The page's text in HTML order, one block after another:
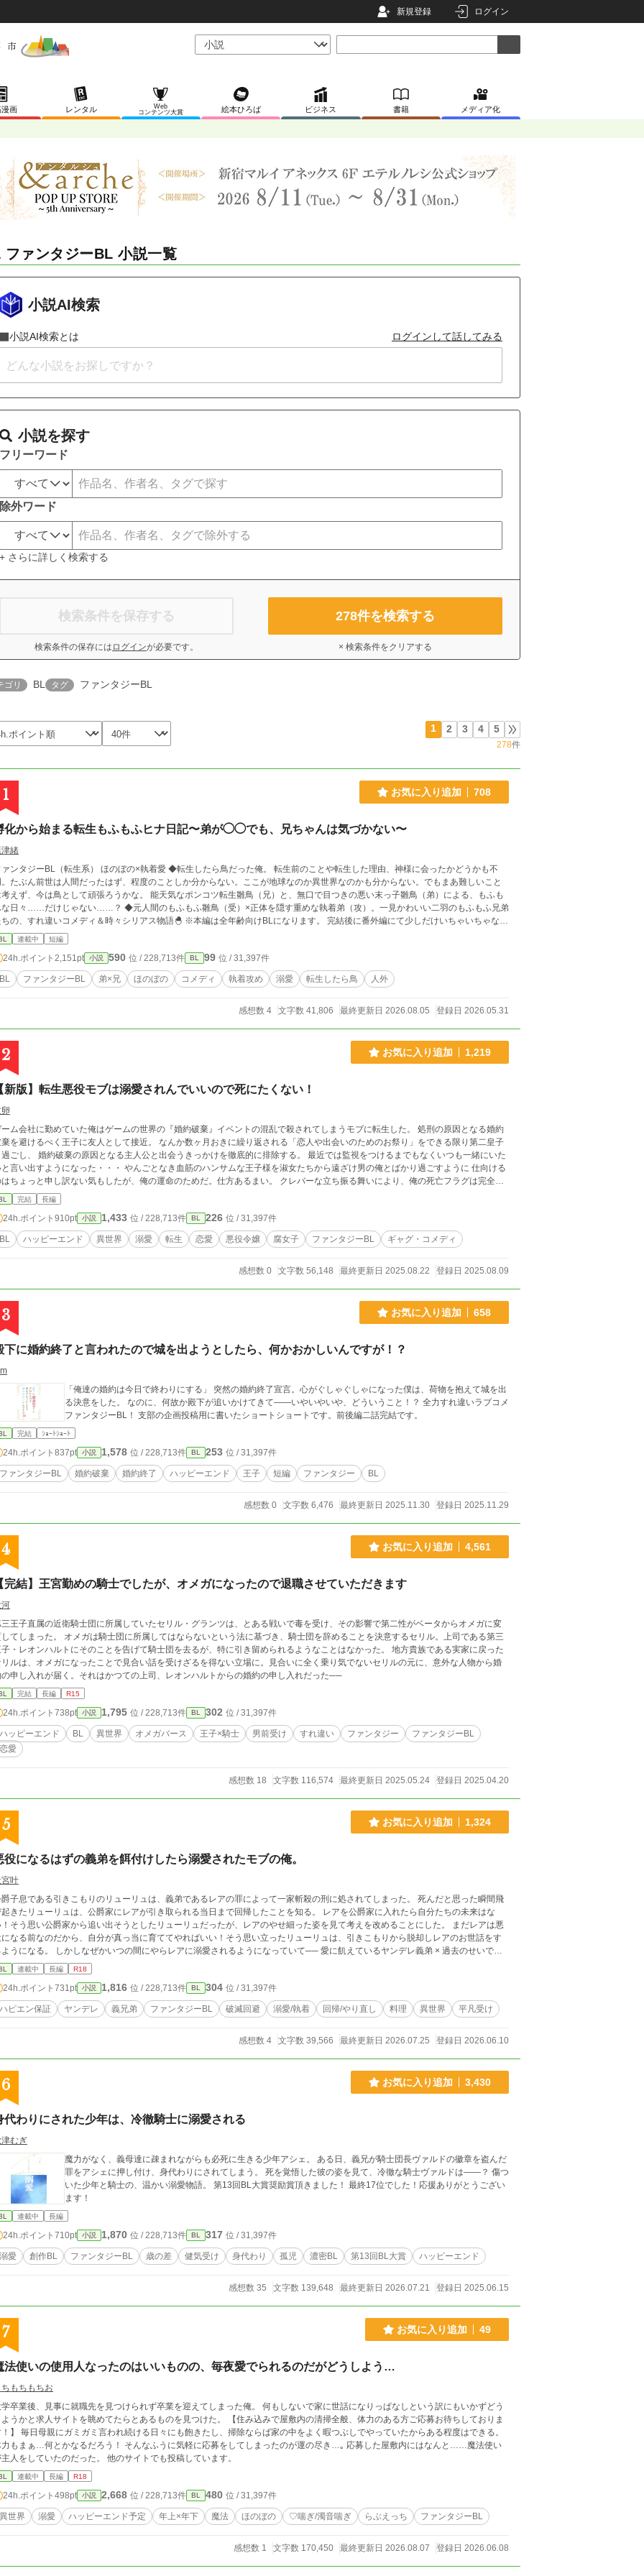
新規登録 ログイン
画 レンタル
Web
コンテンツ大賞
絵本ひろば ビジネス 書籍 メディア化
ファンタジーBL 小説一覧
小説AI検索
小説AI検索とは ログインして話してみる
小説を探す
フリーワード
除外ワード
+ さらに詳しく検索する
検索条件を保存する
検索条件の保存には ログインが必要です。
278件を検索する
× 検索条件をクリアする
ゴリ BL タグ ファンタジーBL
1 2 3 4 5
278件
1 お気に入り追加 708
化から始まる転生もふもふヒナ日記〜弟が◯◯でも、兄ちゃんは気づかない〜
緒
タジーBL（転生系） ほのぼの×執着愛 ◆転生したら鳥だった俺。 転生前のことや転生した理由、神様に会ったかどうかも不
たぶん前世は人間だったはず、程度のことしか分からない。ここが地球なのか異世界なのかも分からない。でもまあ難しいこと
、今は鳥として頑張ろうかな。 能天気なポンコツ転生雛鳥（兄）と、無口で目つきの悪い末っ子雛鳥（弟）による、もふも
……だけじゃない……？ ◆元人間のもふもふ雛鳥（受）×正体を隠す重めな執着弟（攻）。一見かわいい二羽のもふもふ兄弟
、すれ違いコメディ＆時々シリアス物語🐣 ※本編は全年齢向けBLになります。 完結後に番外編にて少しだけいちゃいちゃな場
R15程度）を書く予定です。
連載中 短編
24h.ポイント 2,151pt 小説 590 位 / 228,713件 BL 99 位 / 31,397件
BL ファンタジーBL 弟×兄 ほのぼの コメディ 執着攻め 溺愛 転生したら鳥 人外
感想数 4 文字数 41,806 最終更新日 2026.08.05 登録日 2026.05.31
2 お気に入り追加 1,219
新版】転生悪役モブは溺愛されんでいいので死にたくない！
ム会社に勤めていた俺はゲームの世界の『婚約破棄』イベントの混乱で殺されてしまうモブに転生した。 処刑の原因となる婚約
けるべく王子に友人として接近。 なんか数ヶ月おきに繰り返される「恋人や出会いのためのお祭り」をできる限り第二皇子
ごし、 婚約破棄の原因となる主人公と出会うきっかけを徹底的に排除する。 最近では監視をつけるまでもなくいつも一緒にいた
言い出すようになった・・・ やんごとなき血筋のハンサムな王子様を淑女たちから遠ざけ男の俺とばかり過ごすように 仕向ける
ちょっと申し訳ない気もしたが、俺の運命のためだ。仕方あるまい。 クレバーな立ち振る舞いにより、俺の死亡フラグは完全に
と思ったら、婚約の儀の当日、「私には思い人がいるのです」 と言いやがる！一体誰だ！？ その日の夜、俺はゲー
白イベントがある薔薇園に呼び出されて・・・ ーーーーーーーー この作品は以前投稿した「転生悪役モブは溺愛されんで良い
にたくない！」に 加筆修正を加えたものです。 リュシアンの転生前の設定や主人公二人の出会いのシーンを追加し、 あまり描
なかったキャラクターのシーンを追加しています。 展開が少し変わっていますので新しい小説として投稿しています。 続編出
ので推しカプを見守りたい！ https://www.alphapolis.co.jp/novel/687110240/826989668 ー
完結 長編
24h.ポイント 910pt 小説 1,433 位 / 228,713件 BL 226 位 / 31,397件
BL ハッピーエンド 異世界 溺愛 転生 恋愛 悪役令嬢 腐女子 ファンタジーBL ギャグ・コメディ
感想数 0 文字数 56,148 最終更新日 2025.08.22 登録日 2025.08.09
3 お気に入り追加 658
下に婚約終了と言われたので城を出ようとしたら、何かおかしいんですが！？
「俺達の婚約は今日で終わりにする」 突然の婚約終了宣言。心がぐしゃぐしゃになった僕は、荷物を抱えて城を出
る決意をした。 なのに、何故か殿下が追いかけてきて――いやいやいや、どういうこと！？ 全力すれ違いラブコメ
ファンタジーBL！ 支部の企画投稿用に書いたショートショートです。前後編二話完結です。
完結 ｼｮｰﾄｼｮｰﾄ
24h.ポイント 837pt 小説 1,578 位 / 228,713件 BL 253 位 / 31,397件
ファンタジーBL 婚約破棄 婚約終了 ハッピーエンド 王子 短編 ファンタジー BL
感想数 0 文字数 6,476 最終更新日 2025.11.30 登録日 2025.11.29
4 お気に入り追加 4,561
完結】王宮勤めの騎士でしたが、オメガになったので退職させていただきます
王子直属の近衛騎士団に所属していたセリル・グランツは、とある戦いで毒を受け、その影響で第二性がベータからオメガに変
オメガは騎士団に所属してはならないという法に基づき、騎士団を辞めることを決意するセリル。上司である第三
・レオンハルトにそのことを告げて騎士団を去るが、特に引き留められるようなことはなかった。 地方貴族である実家に戻った
ルは、オメガになったことで見合い話を受けざるを得ない立場に。見合いに全く乗り気でないセリルの元に、意外な人物から婚
の申し入れが届く。それはかつての上司、レオンハルトからの婚約の申し入れだった──
完結 長編 R15
24h.ポイント 738pt 小説 1,795 位 / 228,713件 BL 302 位 / 31,397件
ハッピーエンド BL 異世界 オメガバース 王子×騎士 男前受け すれ違い ファンタジー
ファンタジーBL
恋愛
感想数 18 文字数 116,574 最終更新日 2025.05.24 登録日 2025.04.20
5 お気に入り追加 1,324
役になるはずの義弟を餌付けしたら溺愛されたモブの俺。
叶
子息である引きこもりのリューリュは、義弟であるレアの罪によって一家斬殺の刑に処されてしまった。 死んだと思った瞬間飛
きたリューリュは、公爵家にレアが引き取られる当日まで回帰したことを知る。 レアを公爵家に入れたら自分たちの未来はな
そう思い公爵家から追い出そうとしたリューリュだったが、レアのやせ細った姿を見て考えを改めることにした。 まだレアは悪
なる前なのだから、自分が真っ当に育ててやればいい！そう思い立ったリューリュは、引きこもりから脱却しレアのお世話をす
うになる。 しかしなぜかいつの間にやらレアに溺愛されるようになっていて── 愛に飢えているヤンデレ義弟 × 過去のせいで引
なった料理好き義兄 の破滅ルート回避からの溺愛の話しです。 ※ハピエン保証。攻めは基本ヤンデレですがお互いに好き
でただの愛が重い人でおさまってます。 ※血が繋がっていないので近親相姦ではないです。 人気BL最高1位 hotランキング最高1
ありがとうございます😭✨💓
連載中 長編 R18
24h.ポイント 731pt 小説 1,816 位 / 228,713件 BL 304 位 / 31,397件
ハピエン保証 ヤンデレ 義兄弟 ファンタジーBL 破滅回避 溺愛/執着 回帰/やり直し 料理 異世界 平凡受け
感想数 4 文字数 39,566 最終更新日 2026.07.25 登録日 2026.06.10
6 お気に入り追加 3,430
代わりにされた少年は、冷徹騎士に溺愛される
むぎ
魔力がなく、義母達に疎まれながらも必死に生きる少年アシェ。 ある日、義兄が騎士団長ヴァルドの徽章を盗んだ
罪をアシェに押し付け、身代わりにされてしまう。 死を覚悟した彼の姿を見て、冷徹な騎士ヴァルドは――？ 傷つ
いた少年と騎士の、温かい溺愛物語。 第13回BL大賞奨励賞頂きました！ 最終17位でした！応援ありがとうござい
ます！
連載中 長編
24h.ポイント 710pt 小説 1,870 位 / 228,713件 BL 317 位 / 31,397件
溺愛 創作BL ファンタジーBL 歳の差 健気受け 身代わり 孤児 濃密BL 第13回BL大賞 ハッピーエンド
感想数 35 文字数 139,648 最終更新日 2026.07.21 登録日 2025.06.15
7 お気に入り追加 49
法使いの使用人なったのはいいものの、毎夜愛でられるのだがどうしよう…
もちもちお
卒業後、見事に就職先を見つけられず卒業を迎えてしまった俺。 何もしないで家に世話になりっぱなしという訳にもいかずどう
かと求人サイトを眺めてたらとあるものを見つけた。 【住み込みで屋敷内の清掃全般、体力のある方ご応募お待ちしておりま
きたし、掃除ならば家の中をよく暇つぶしでやっていたからある程度はできる。
もまぁ…何とかなるだろう！ そんなふうに気軽に応募をしてしまったのが運の尽き…｡ 応募した屋敷内にはなんと……魔法使い
が主人をしていたのだった。 他のサイトでも投稿しています。
連載中 長編 R18
24h.ポイント 498pt 小説 2,668 位 / 228,713件 BL 480 位 / 31,397件
異世界 溺愛 ハッピーエンド予定 年上×年下 魔法 ほのぼの ♡喘ぎ/濁音喘ぎ らぶえっち ファンタジーBL
感想数 1 文字数 170,450 最終更新日 2026.08.07 登録日 2026.06.08